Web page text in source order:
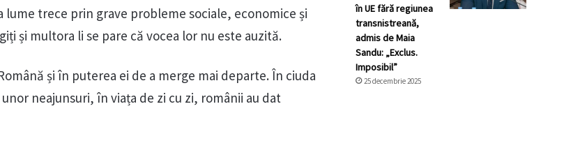
trece prin grave probleme sociale, economice și
și multora li se pare că vocea lor nu este auzită.
și în puterea ei de a merge mai departe. În ciuda
neajunsuri, în viața de zi cu zi, românii au dat
în UE fără regiunea
transnistreană,
admis de Maia
Sandu: „Exclus.
Imposibil”
25 decembrie 2025